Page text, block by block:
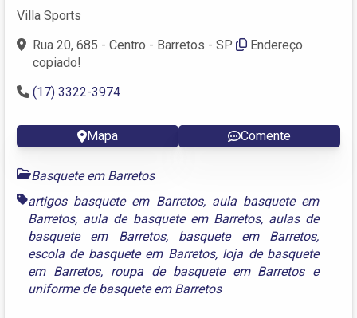
Villa Sports
Rua 20, 685 - Centro - Barretos - SP
Endereço
copiado!
(17) 3322-3974
Mapa Comente
Basquete em Barretos
artigos basquete em Barretos, aula basquete em
Barretos, aula de basquete em Barretos, aulas de
basquete em Barretos, basquete em Barretos,
escola de basquete em Barretos, loja de basquete
em Barretos, roupa de basquete em Barretose
uniforme de basquete em Barretos